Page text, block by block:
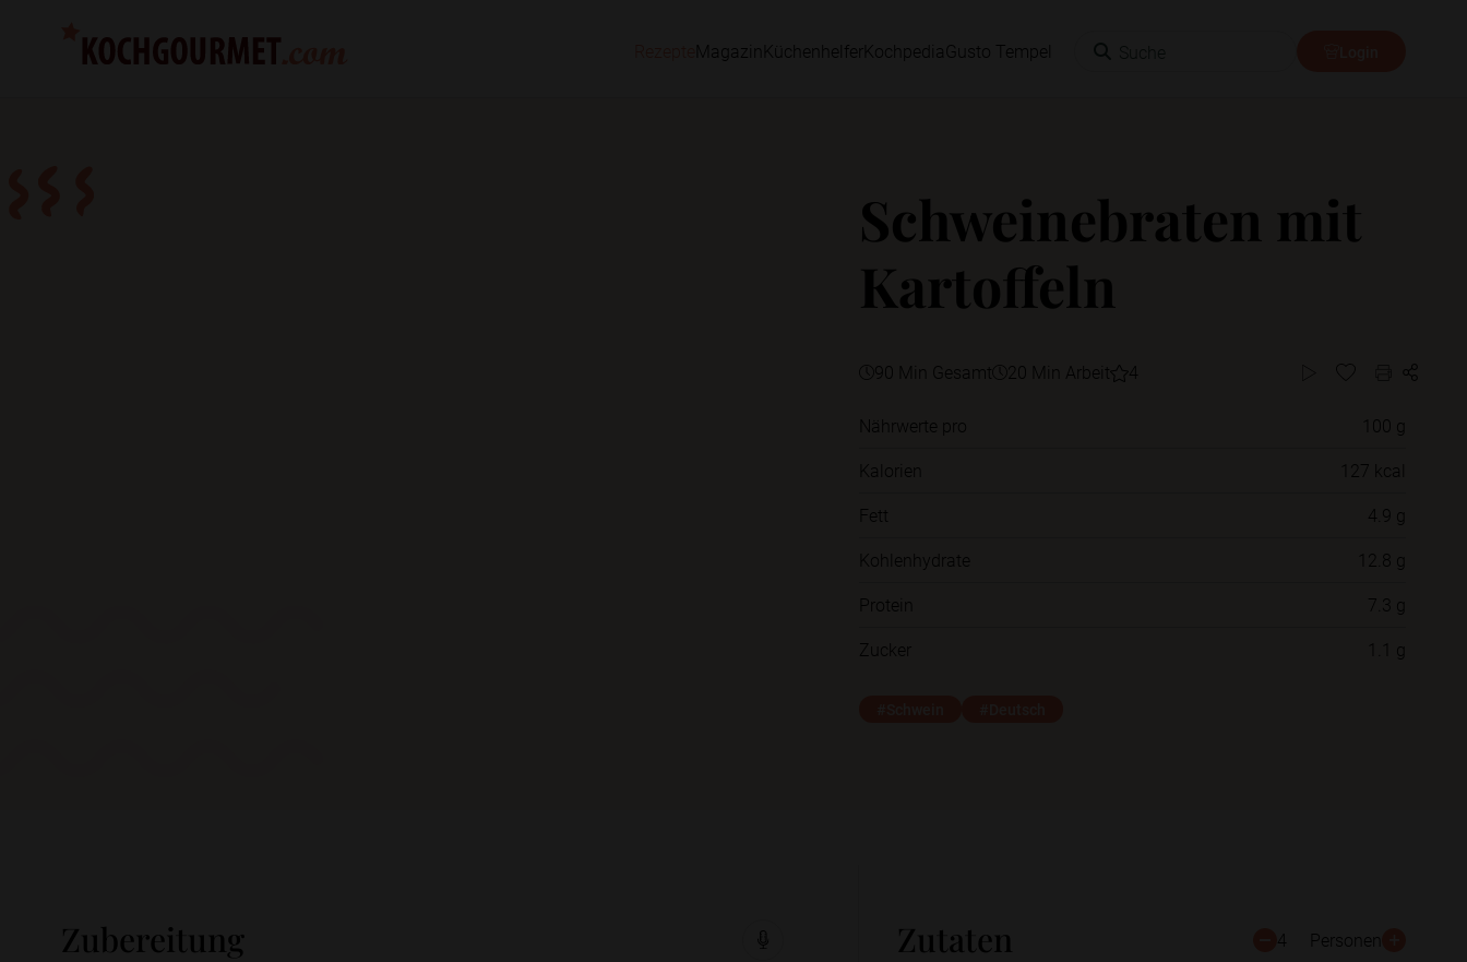
Magazin Küchenhelfer Kochpedia Gusto Tempel
Schweinebraten mit
Kartoffeln
90 Min Gesamt 20 Min Arbeit 4
Nährwerte pro
100 g
Kalorien
127 kcal
Fett
4.9 g
Kohlenhydrate
12.8 g
Protein
7.3 g
Zucker
1.1 g
Zutaten 4 Personen
Zubereitung